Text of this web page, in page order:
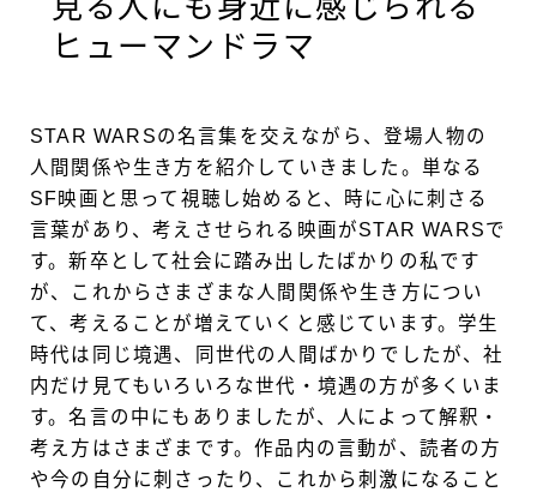
見る人にも身近に感じられる
ヒューマンドラマ
STAR WARSの名言集を交えながら、登場人物の
人間関係や生き方を紹介していきました。単なる
SF映画と思って視聴し始めると、時に心に刺さる
言葉があり、考えさせられる映画がSTAR WARSで
す。新卒として社会に踏み出したばかりの私です
が、これからさまざまな人間関係や生き方につい
て、考えることが増えていくと感じています。学生
時代は同じ境遇、同世代の人間ばかりでしたが、社
内だけ見てもいろいろな世代・境遇の方が多くいま
す。名言の中にもありましたが、人によって解釈・
考え方はさまざまです。作品内の言動が、読者の方
や今の自分に刺さったり、これから刺激になること